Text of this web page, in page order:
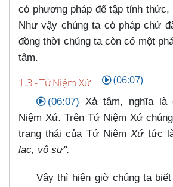
có phương pháp để tập tỉnh thức,
Như vậy chúng ta có pháp chứ
đồng thời chúng ta còn có một
tâm.
1.3 - Tứ Niệm Xứ (06:07)
(06:07) Xả tâm, nghĩa là
Niệm Xứ. Trên Tứ Niệm Xứ
trạng thái của Tứ Niệm Xứtức
lạc, vô sự".
Vậy thì hiện giờ chúng ta